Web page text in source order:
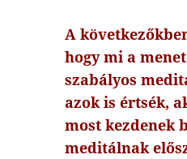
A
hogy mi a
szabályos
azok is értsék,
most kezdenek
meditálnak